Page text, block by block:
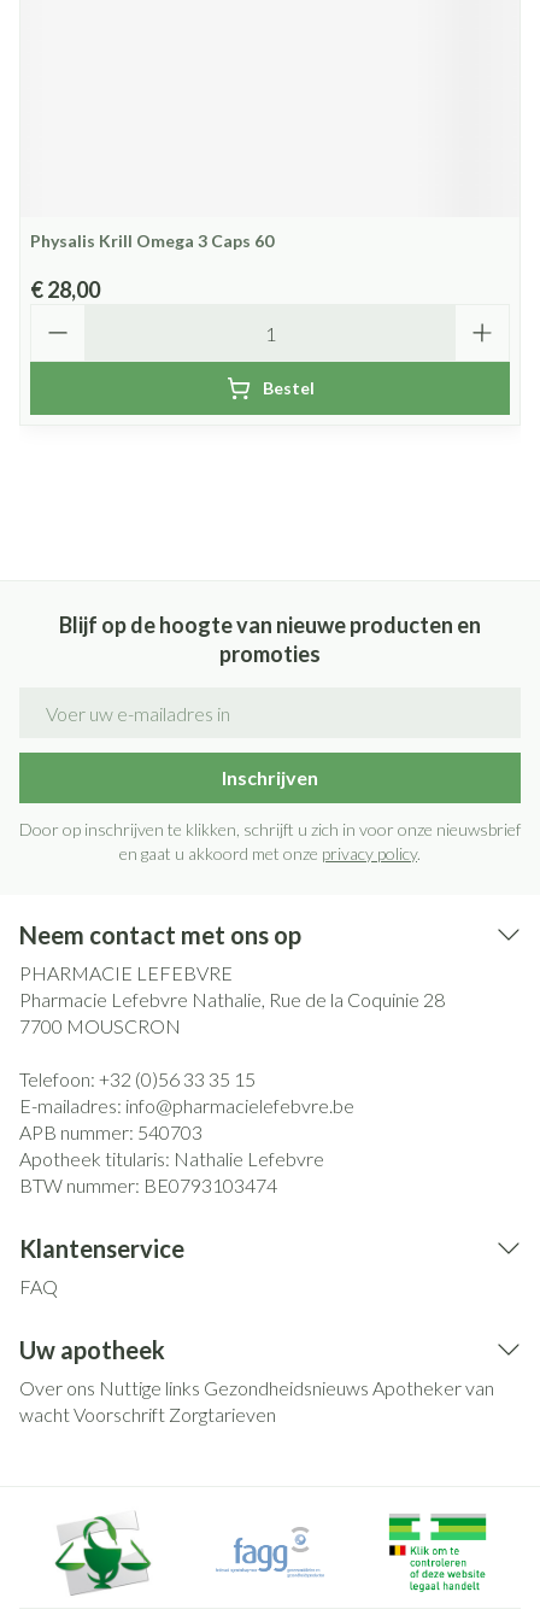
Physalis Krill Omega 3 Caps 60
€ 28,00
Bestel
Blijf op de hoogte van nieuwe producten en
promoties
Inschrijven
Door op inschrijven te klikken, schrijft u zich in voor onze nieuwsbrief
en gaat u akkoord met onze privacy policy.
Neem contact met ons op
PHARMACIE LEFEBVRE
Pharmacie Lefebvre Nathalie, Rue de la Coquinie 28
7700 MOUSCRON
Telefoon: +32 (0)56 33 35 15
E-mailadres: info@pharmacielefebvre.be
APB nummer: 540703
Apotheek titularis: Nathalie Lefebvre
BTW nummer: BE0793103474
Klantenservice
FAQ
Uw apotheek
Over ons Nuttige links Gezondheidsnieuws Apotheker van
wachtVoorschrift Zorgtarieven